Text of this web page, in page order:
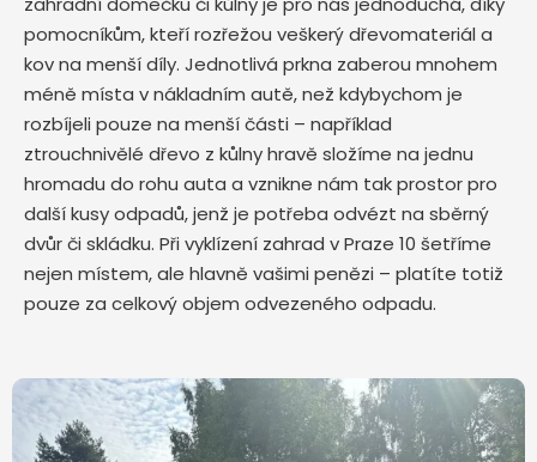
pomocníkům, kteří rozřežou veškerý dřevomateriál a
kov na menší díly. Jednotlivá prkna zaberou mnohem
méně místa v nákladním autě, než kdybychom je
rozbíjeli pouze na menší části – například
ztrouchnivělé dřevo z kůlny hravě složíme na jednu
hromadu do rohu auta a vznikne nám tak prostor pro
další kusy odpadů, jenž je potřeba odvézt na sběrný
dvůr či skládku. Při vyklízení zahrad v Praze 10 šetříme
nejen místem, ale hlavně vašimi penězi – platíte totiž
pouze za celkový objem odvezeného odpadu.